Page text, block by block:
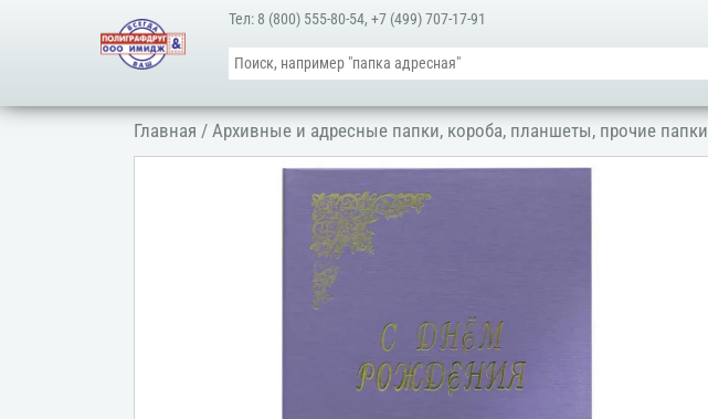
Тел: 8 (800) 555-80-54,+7 (499) 707-17-91
Главная /Архивные и адресные папки, короба, планшеты, прочие папки